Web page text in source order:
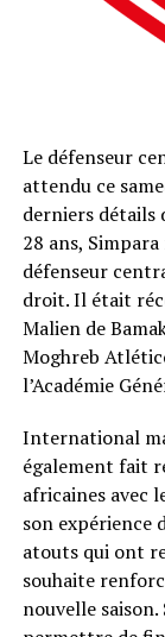
Le défenseur
attendu ce
derniers détails
28 ans,
défenseur
droit. Il était
Malien de
Moghreb
l’Académie
International
également fait
africaines avec
son expérience
atouts qui ont
souhaite
nouvelle